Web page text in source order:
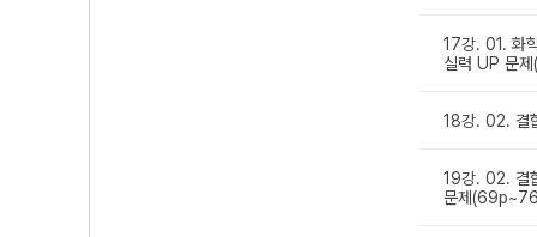
17강. 01. 화
실력 UP 문
18강. 02. 결
19강. 02. 결
문제